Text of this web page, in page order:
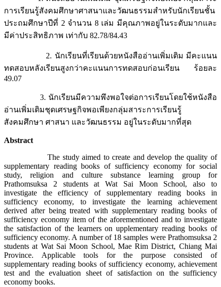
การเรียนรู้สังคมศึกษาศาสนาและวัฒนธรรมสำหรับนักเรียนชั้น
ประถมศึกษาปีที่ 2 จำนวน 8 เล่ม มีคุณภาพอยู่ในระดับมากและ
มีค่าประสิทธิภาพ เท่ากับ 82.78/84.43
2. นักเรียนที่เรียนด้วยหนังสืออ่านเพิ่มเติม มีคะแนน
ทดสอบหลังเรียนสูงกว่าคะแนนการทดสอบก่อนเรียน ร้อยละ
49.07
3. นักเรียนมีความพึงพอใจต่อการเรียนโดยใช้หนังสือ
อ่านเพิ่มเติมชุดเศรษฐกิจพอเพียงกลุ่มสาระการเรียนรู้
สังคมศึกษา ศาสนา และวัฒนธรรม อยู่ในระดับมากที่สุด
Abstract
The study aimed to create and develop the quality of
supplementary reading books of sufficiency economy for social
study, religion and culture substance learning group for
Prathomsuksa 2 students at Wat Sai Moon School, also to
investigate the efficiency of supplementary reading books in
sufficiency economy, to investigate the learning achievement
derived after being treated with supplementary reading books of
sufficiency economy item of the aforementioned and to investigate
the satisfaction of the learners on upplementary reading books of
sufficiency economy. A number of 18 samples were Prathomsuksa 2
students at Wat Sai Moon School, Mae Rim District, Chiang Mai
Province. Applicable tools for the purpose consisted of
supplementary reading books of sufficiency economy, achievement
test and the evaluation sheet of satisfaction on the sufficiency
economy books.